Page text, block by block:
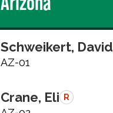
Schweikert, David
AZ-01
Crane, Eli R